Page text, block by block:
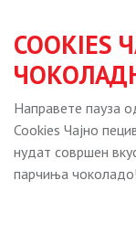
Направете пауза
Cookies Чајно
нудат совршен
парчиња чоколадо!